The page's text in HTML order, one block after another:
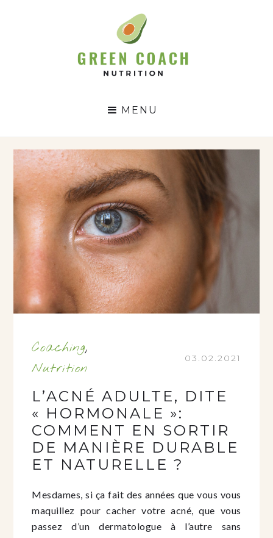
GCN
MENU
Coaching,
Nutrition
03.02.2021
L’ACNÉ ADULTE, DITE
« HORMONALE »:
COMMENT EN SORTIR
DE MANIÈRE DURABLE
ET NATURELLE ?
Mesdames, si ça fait des années que vous vous
maquillez pour cacher votre acné, que vous
passez d’un dermatologue à l’autre sans